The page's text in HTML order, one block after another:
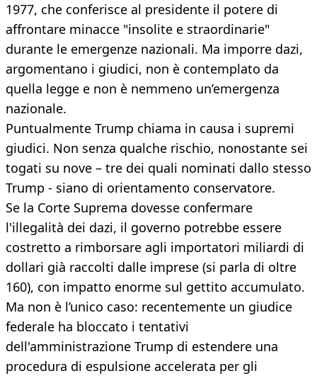
1977, che conferisce al presidente il potere di
affrontare minacce "insolite e straordinarie"
durante le emergenze nazionali. Ma imporre dazi,
argomentano i giudici, non è contemplato da
quella legge e non è nemmeno un’emergenza
nazionale.
Puntualmente Trump chiama in causa i supremi
giudici. Non senza qualche rischio, nonostante sei
togati su nove – tre dei quali nominati dallo stesso
Trump - siano di orientamento conservatore.
Se la Corte Suprema dovesse confermare
l'illegalità dei dazi, il governo potrebbe essere
costretto a rimborsare agli importatori miliardi di
dollari già raccolti dalle imprese (si parla di oltre
160), con impatto enorme sul gettito accumulato.
Ma non è l’unico caso: recentemente un giudice
federale ha bloccato i tentativi
dell'amministrazione Trump di estendere una
procedura di espulsione accelerata per gli